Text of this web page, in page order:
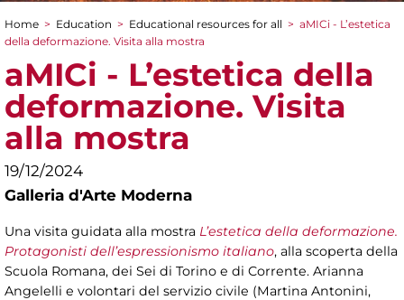
You are here
Home > Education > Educational resources for all > aMICi - L’estetica
della deformazione. Visita alla mostra
aMICi - L’estetica della
deformazione. Visita
alla mostra
19/12/2024
Galleria d'Arte Moderna
Una visita guidata alla mostra L’estetica della deformazione.
Protagonisti dell’espressionismo italiano, alla scoperta della
Scuola Romana, dei Sei di Torino e di Corrente. Arianna
Angelelli e volontari del servizio civile (Martina Antonini,